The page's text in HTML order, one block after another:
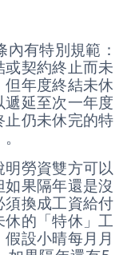
內有特別規範：
或契約終止而未
年度終結未休
延至次一年度
仍未休完的特
勞資雙方可以
果隔年還是沒
換成工資給付
的「特休」工
假設小晴每月月